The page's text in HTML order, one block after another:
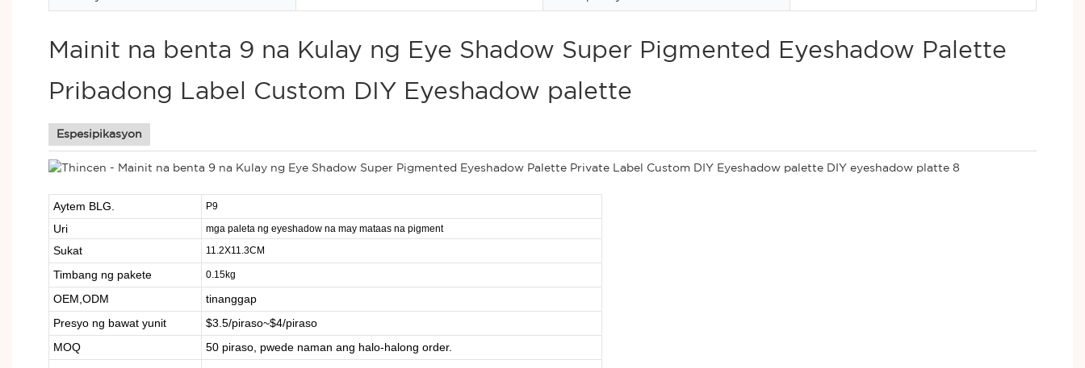
Mainit na benta 9 na Kulay ng Eye Shadow Super Pigmented Eyeshadow Palette
Pribadong Label Custom DIY Eyeshadow palette
Espesipikasyon
Aytem BLG. P9
Uri mga paleta ng eyeshadow na may mataas na pigment
Sukat 11.2X11.3CM
Timbang ng pakete 0.15kg
OEM,ODM
tinanggap
Presyo ng bawat yunit
$3.5/piraso~$4/piraso
MOQ
50 piraso, pwede naman ang halo-halong order.